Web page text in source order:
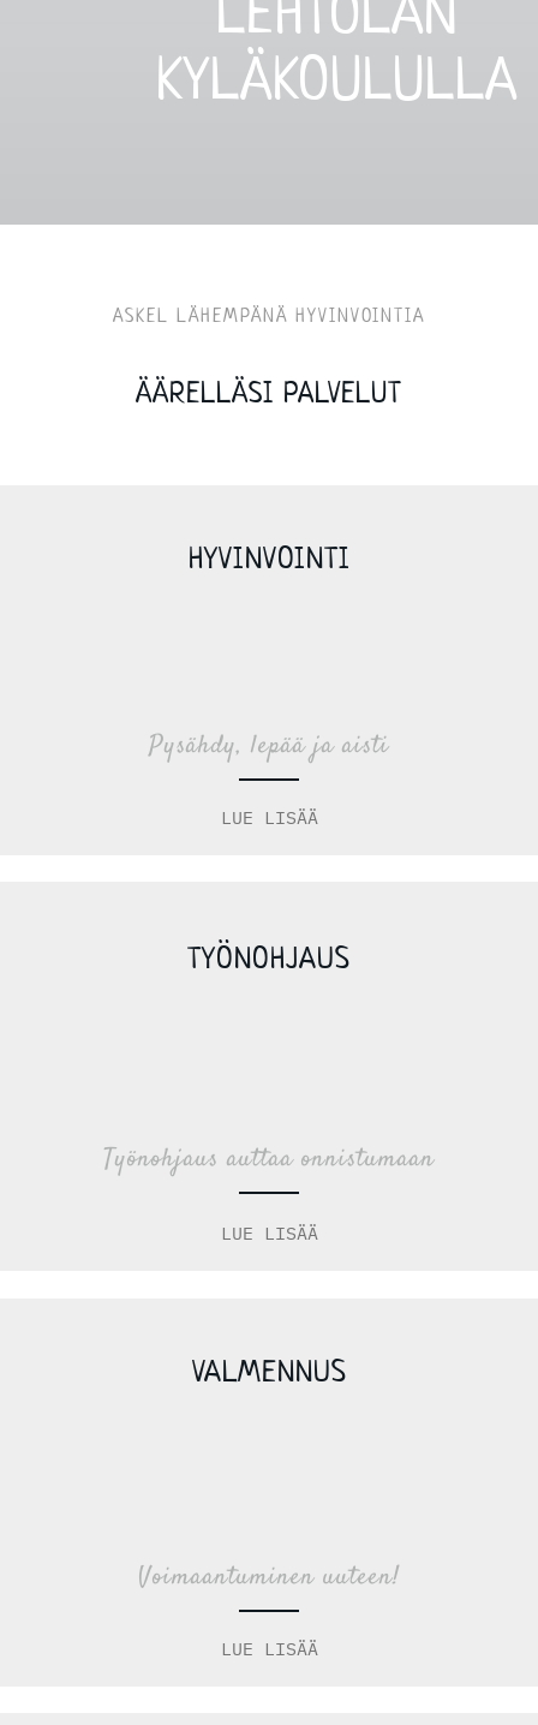
KYLÄKOULULLA
ASKEL LÄHEMPÄNÄ HYVINVOINTIA
ÄÄRELLÄSI PALVELUT
HYVINVOINTI
Pysähdy, lepää ja aisti
LUE LISÄÄ
TYÖNOHJAUS
Työnohjaus auttaa onnistumaan
LUE LISÄÄ
VALMENNUS
Voimaantuminen uuteen!
LUE LISÄÄ